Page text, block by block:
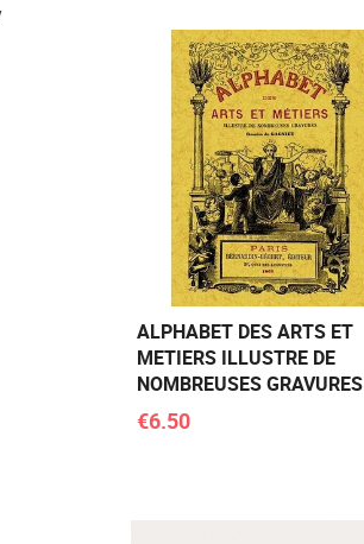
ALPHABET DES ARTS ET
METIERS ILLUSTRE DE
NOMBREUSES GRAVURES
€6.50